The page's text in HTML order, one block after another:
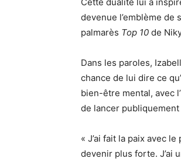
devenue l’emblème de
palmarès Top 10 de
Dans les paroles,
chance de lui dire ce
bien-être mental, avec
de lancer publiquement
« J’ai fait la paix avec
devenir plus forte. J’ai